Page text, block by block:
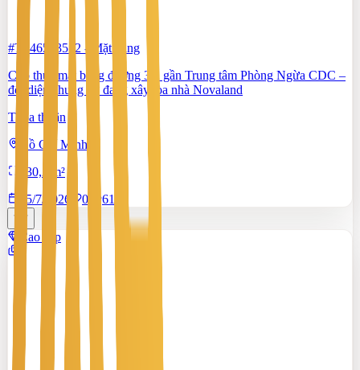
#TS46553512 -
Mặt bằng
Cho thuê mặt bằng đường 3/2 gần Trung tâm Phòng Ngừa CDC –
đối diện chung cư đang xây tòa nhà Novaland
Thỏa thuận
Hồ Chí Minh
130,2 m²
15/7/2026
0 610
Cao cấp